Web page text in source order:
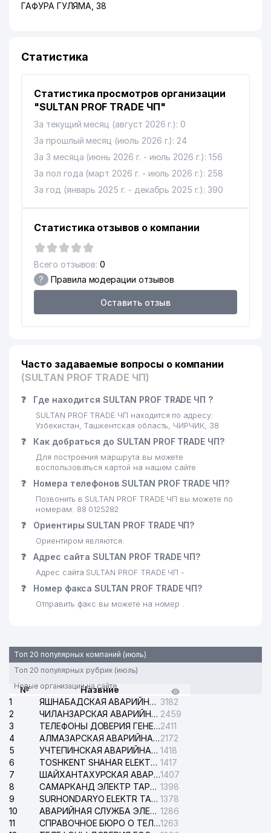
ГАФУРА ГУЛЯМА , 38
Статистика
Статистика просмотров организации
"SULTAN PROF TRADE ЧП"
За текущий месяц (август 2026 г.): 0
За прошлый месяц (июль 2026 г.): 24
За 3 месяца (июнь 2026 г. - июль 2026 г.): 156
За пол года (март 2026 г. - июль 2026 г.): 258
За год (январь 2025 г. - декабрь 2025 г.): 390
Статистика отзывов о компании
Всего отзывов: 0
? Правила модерации отзывов
Оставить отзыв
Часто задаваемые вопросы о компании
(SULTAN PROF TRADE ЧП)
❓ Где находится SULTAN PROF TRADE ЧП ?
SULTAN PROF TRADE ЧП находится по адресу:
Узбекистан, Ташкентская область, ЧИРЧИК, 38
❓ Как добраться до SULTAN PROF TRADE ЧП?
Для построения маршрута вы можете
воспользоваться картой на нашем сайте
❓ Номера телефонов SULTAN PROF TRADE ЧП?
Позвонить в SULTAN PROF TRADE ЧП вы можете по
номерам: 88 0125282
❓ Ориентиры SULTAN PROF TRADE ЧП?
Ориентиром являются:
❓ Адрес сайта SULTAN PROF TRADE ЧП?
Адрес сайта SULTAN PROF TRADE ЧП -
❓ Номер факса SULTAN PROF TRADE ЧП?
Отправить факс вы можете на номер .
Топ 20 популярных компаний (июль)
Топ 20 популярных рубрик (июль)
Новые организации на сайте
№
Назвние
1
ЯШНАБАДСКАЯ АВАРИЙНАЯ СЛУЖБА ЭЛЕКТРОСЕТИ 3182
2
ЧИЛАНЗАРСКАЯ АВАРИЙНАЯ СЛУЖБА ЭЛЕКТРОСЕТИ 2459
3
ТЕЛЕФОНЫ ДОВЕРИЯ ГЕНЕРАЛЬНОЙ ПРОКУРАТУРЫ РЕСПУБЛИКИ УЗБЕКИСТАН2411
4
АЛМАЗАРСКАЯ АВАРИЙНАЯ СЛУЖБА ЭЛЕКТРОСЕТИ2172
5
УЧТЕПИНСКАЯ АВАРИЙНАЯ СЛУЖБА ЭЛЕКТРОСЕТИ 1418
6
TOSHKENT SHAHAR ELEKTR TARMOQLARI KORXONASI АО 1417
7
ШАЙХАНТАХУРСКАЯ АВАРИЙНАЯ СЛУЖБА ЭЛЕКТРОСЕТИ1407
8
САМАРКАНД ЭЛЕКТР ТАРМОКЛАРИ АО 1398
9
SURHONDARYO ELEKTR TARMOKLARI АО 1378
10
АВАРИЙНАЯ СЛУЖБА ЭЛЕКТРОСЕТИ ТАШКЕНТСКОГО РАЙОНА 1286
11
СПРАВОЧНОЕ БЮРО О ТЕЛЕФОНАХ ОРГАНИЗАЦИЙ г. ТАШКЕНТА1263